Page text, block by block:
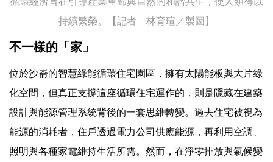
持續繁榮。【記者 林育瑄／製圖】
不一樣的「家」
位於沙崙的智慧綠能循環住宅園區，擁有太陽能板與大片綠
化空間，但真正支撐這座循環住宅運作的，則是隱藏在建築
設計與能源管理系統背後的一套思維轉變。過去住宅被視為
能源的消耗者，住戶透過電力公司供應能源，再利用空調、
照明與各種家電維持生活所需。然而，在淨零排放與氣候變